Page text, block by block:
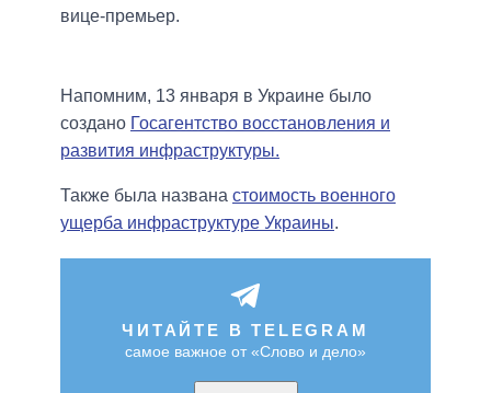
вице-премьер.
Напомним, 13 января в Украине было
создано Госагентство восстановления и
развития инфраструктуры.
Также была названа стоимость военного
ущерба инфраструктуре Украины.
ЧИТАЙТЕ В TELEGRAM
самое важное от «Слово и дело»